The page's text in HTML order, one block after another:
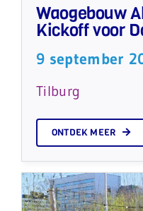
Waogebouw
Kickoff voor
9 september
Tilburg
ONTDEK MEER